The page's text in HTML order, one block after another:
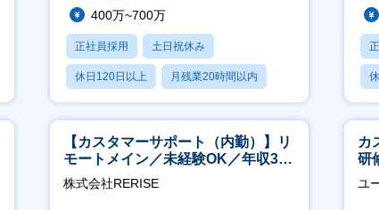
400万~700万
正社員採用 土日祝休み
休日120日以上 月残業20時間以内
学歴不問
【カスタマーサポート（内勤）】リ
モートメイン／未経験OK／年収340
万～／年間休日125日
株式会社RERISE
カ
研
ユ